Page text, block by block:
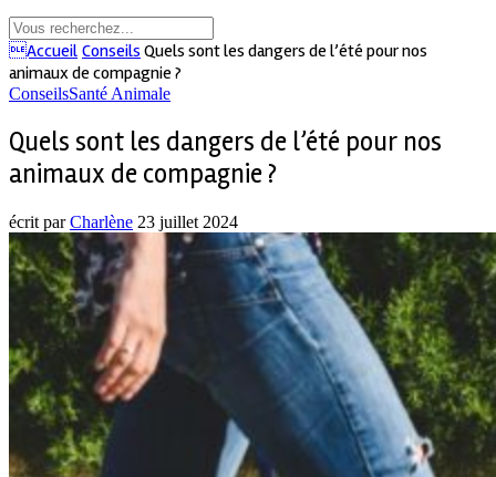
Accueil Conseils Quels sont les dangers de l’été pour nos
animaux de compagnie ?
ConseilsSanté Animale
Quels sont les dangers de l’été pour nos
animaux de compagnie ?
écrit parCharlène 23 juillet 2024